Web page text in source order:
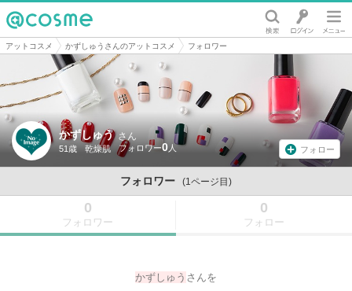
@cosme
アットコスメ かずしゅうさんのアットコスメ フォロワー
かずしゅう さん
51歳 乾燥肌 0 フォロー
フォロワー (1ページ目)
0
フォロワー
0
フォロー
かずしゅう さんを